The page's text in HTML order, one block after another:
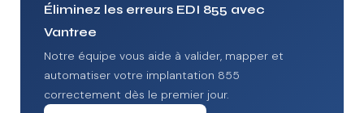
Éliminez les erreurs EDI 855 avec
Vantree
Notre équipe vous aide à valider, mapper et
automatiser votre implantation 855
correctement dès le premier jour.